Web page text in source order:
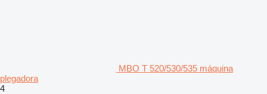
MBO T 520/530/535 máquina
plegadora
4